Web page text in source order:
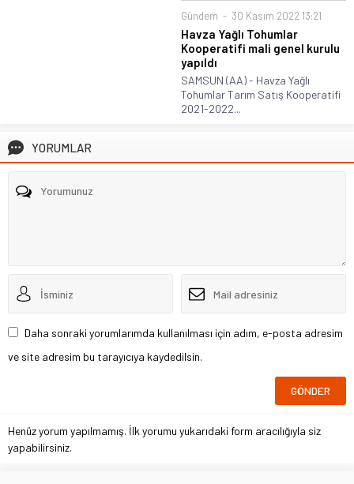
Gündem 30 Kasım 2022 13:21
Havza Yağlı Tohumlar
Kooperatifi mali genel kurulu
yapıldı
SAMSUN (AA) - Havza Yağlı
Tohumlar Tarım Satış Kooperatifi
2021-2022...
YORUMLAR
Daha sonraki yorumlarımda kullanılması için adım, e-posta adresim
ve site adresim bu tarayıcıya kaydedilsin.
Henüz yorum yapılmamış. İlk yorumu yukarıdaki form aracılığıyla siz
yapabilirsiniz.